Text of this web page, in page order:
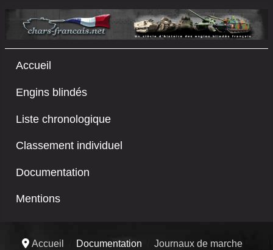
Accueil
Engins blindés
Liste chronologique
Classement individuel
Documentation
Mentions
Accueil Documentation
Journaux de marche